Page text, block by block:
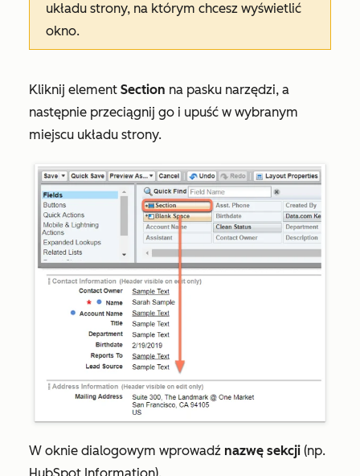
układu strony, na którym chcesz wyświetlić
okno.
Kliknij element Section na pasku narzędzi, a
następnie przeciągnij go i upuść w wybranym
miejscu układu strony.
W oknie dialogowym wprowadź nazwę sekcji (np.